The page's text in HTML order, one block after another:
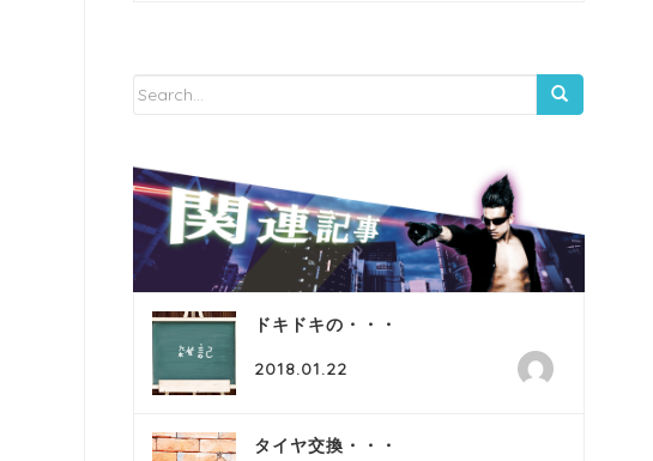
ドキドキの・・・
2018.01.22
タイヤ交換・・・